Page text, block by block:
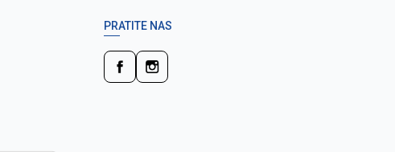
PRATITE NAS